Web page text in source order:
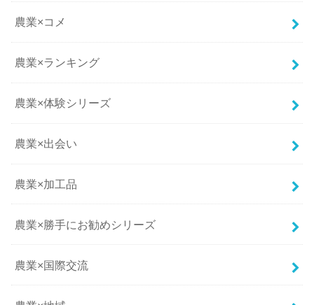
農業×コメ
農業×ランキング
農業×体験シリーズ
農業×出会い
農業×加工品
農業×勝手にお勧めシリーズ
農業×国際交流